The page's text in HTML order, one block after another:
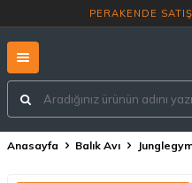
Anasayfa Balık Avı